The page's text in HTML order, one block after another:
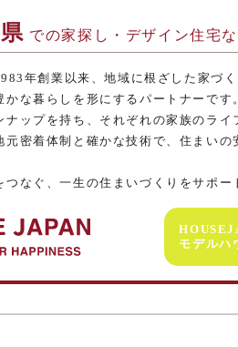
での家探し・デザイン住宅
年創業以来、地域に根ざした家づ
な暮らしを形にするパートナーです
ナップを持ち、それぞれの家族のライ
元密着体制と確かな技術で、住まい
なぐ、一生の住まいづくりをサポー
モデルハ